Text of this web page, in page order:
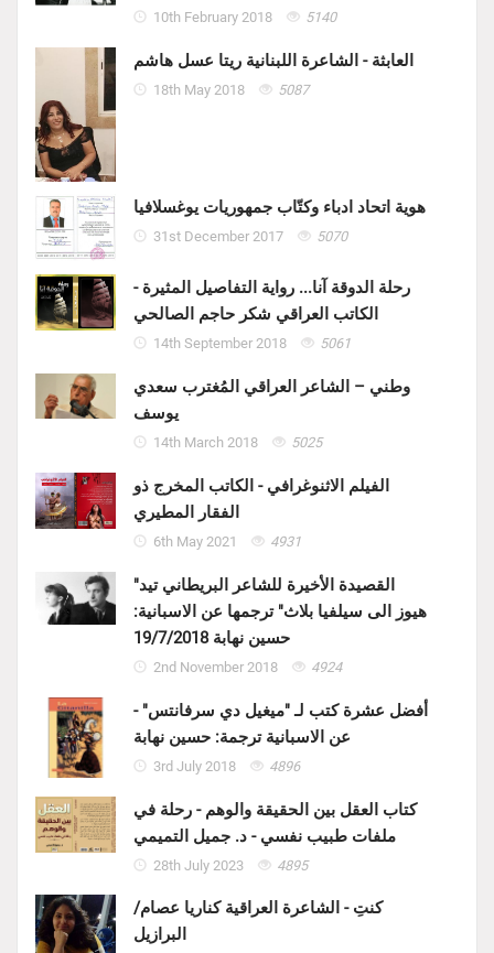
10th February 2018 5140
العابثة - الشاعرة اللبنانية ريتا عسل هاشم
18th May 2018 5087
هوية اتحاد ادباء وكتّاب جمهوريات يوغسلافيا
31st December 2017 5070
رحلة الدوقة آنا... رواية التفاصيل المثيرة -
الكاتب العراقي شكر حاجم الصالحي
14th September 2018 5061
وطني – الشاعر العراقي المُغترب سعدي
يوسف
14th March 2018 5025
الفيلم الاثنوغرافي - الكاتب المخرج ذو
الفقار المطيري
6th May 2021 4931
"القصيدة الأخيرة للشاعر البريطاني تيد
هيوز الى سيلفيا بلاث" ترجمها عن الاسبانية:
حسين نهابة 19/7/2018
2nd November 2018 4924
أفضل عشرة كتب لـ "ميغيل دي سرفانتس" -
عن الاسبانية ترجمة: حسين نهابة
3rd July 2018 4896
كتاب العقل بين الحقيقة والوهم - رحلة في
ملفات طبيب نفسي - د. جميل التميمي
28th July 2023 4895
كنتِ - الشاعرة العراقية كناريا عصام/
البرازيل